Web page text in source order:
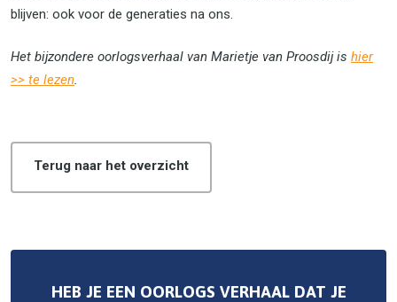
blijven: ook voor de generaties na ons.
Het bijzondere oorlogsverhaal van Marietje van Proosdij is hier
>> te lezen.
Terug naar het overzicht
HEB JE EEN OORLOGS VERHAAL DAT JE